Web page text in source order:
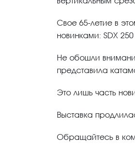
Свое 65-летие в
новинками: SDX
Не обошли
представила
Это лишь часть
Выставка
Обращайтесь в